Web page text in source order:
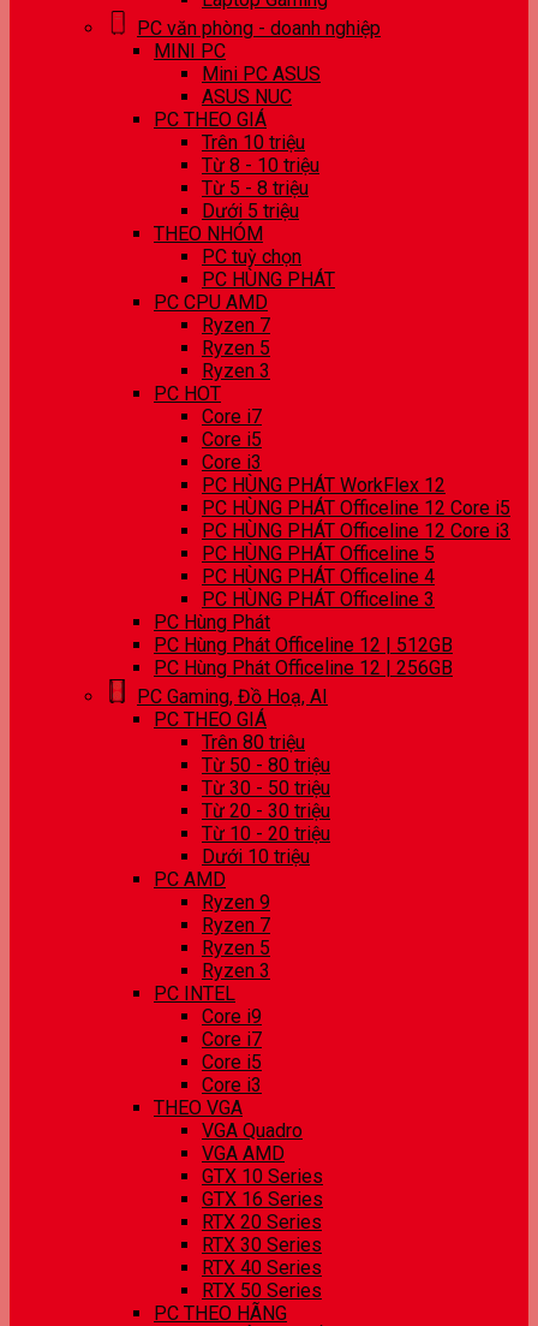
PC văn phòng - doanh nghiệp
MINI PC
Mini PC ASUS
ASUS NUC
PC THEO GIÁ
Trên 10 triệu
Từ 8 - 10 triệu
Từ 5 - 8 triệu
Dưới 5 triệu
THEO NHÓM
PC tuỳ chọn
PC HÙNG PHÁT
PC CPU AMD
Ryzen 7
Ryzen 5
Ryzen 3
PC HOT
Core i7
Core i5
Core i3
PC HÙNG PHÁT WorkFlex 12
PC HÙNG PHÁT Officeline 12 Core i5
PC HÙNG PHÁT Officeline 12 Core i3
PC HÙNG PHÁT Officeline 5
PC HÙNG PHÁT Officeline 4
PC HÙNG PHÁT Officeline 3
PC Hùng Phát
PC Hùng Phát Officeline 12 | 512GB
PC Hùng Phát Officeline 12 | 256GB
PC Gaming, Đồ Hoạ, AI
PC THEO GIÁ
Trên 80 triệu
Từ 50 - 80 triệu
Từ 30 - 50 triệu
Từ 20 - 30 triệu
Từ 10 - 20 triệu
Dưới 10 triệu
PC AMD
Ryzen 9
Ryzen 7
Ryzen 5
Ryzen 3
PC INTEL
Core i9
Core i7
Core i5
Core i3
THEO VGA
VGA Quadro
VGA AMD
GTX 10 Series
GTX 16 Series
RTX 20 Series
RTX 30 Series
RTX 40 Series
RTX 50 Series
PC THEO HÃNG